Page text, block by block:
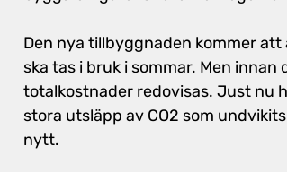
Den nya tillbyggnaden kommer
ska tas i bruk i sommar. Men
totalkostnader redovisas. Just nu
stora utsläpp av CO2 som
nytt.